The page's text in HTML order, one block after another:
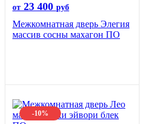
от 23 400 руб
Межкомнатная дверь Элегия
массив сосны махагон ПО
-10%